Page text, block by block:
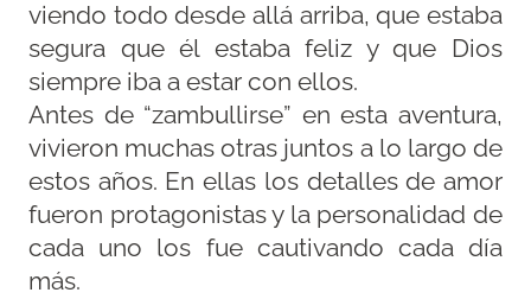
viendo todo desde allá arriba, que estaba
segura que él estaba feliz y que Dios
siempre iba a estar con ellos.
Antes de “zambullirse” en esta aventura,
vivieron muchas otras juntos a lo largo de
estos años. En ellas los detalles de amor
fueron protagonistas y la personalidad de
cada uno los fue cautivando cada día
más.